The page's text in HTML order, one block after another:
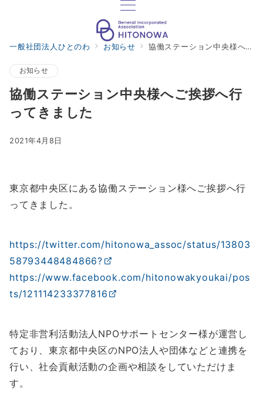
一般社団法人ひとのわ お知らせ 協働ステーション中央様へご挨拶へ行ってきました
お知らせ
協働ステーション中央様へご挨拶へ行
ってきました
2021年4月8日
東京都中央区にある協働ステーション様へご挨拶へ行
ってきました。
https://twitter.com/hitonowa_assoc/status/13803
58793448484866?
https://www.facebook.com/hitonowakyoukai/pos
ts/121114233377816
特定非営利活動法人NPOサポートセンター様が運営し
ており、東京都中央区のNPO法人や団体などと連携を
行い、社会貢献活動の企画や相談をしていただけま
す。